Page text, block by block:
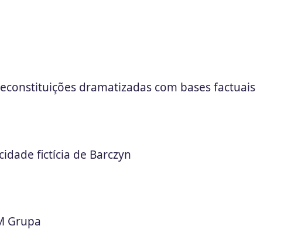
dramatizadas com bases factuais
fictícia de Barczyn
Grupa